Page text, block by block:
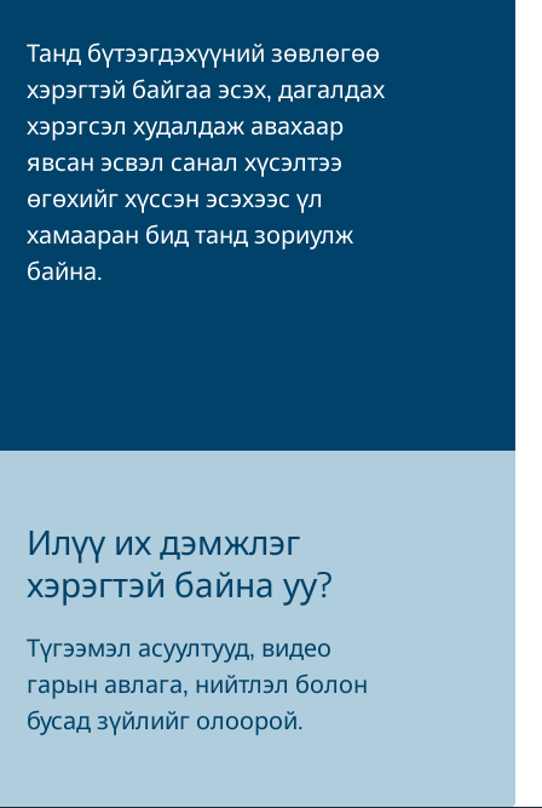
Танд бүтээгдэхүүний зөвлөгөө
хэрэгтэй байгаа эсэх, дагалдах
хэрэгсэл худалдаж авахаар
явсан эсвэл санал хүсэлтээ
өгөхийг хүссэн эсэхээс үл
хамааран бид танд зориулж
байна.
Илүү их дэмжлэг
хэрэгтэй байна уу?
Түгээмэл асуултууд, видео
гарын авлага, нийтлэл болон
бусад зүйлийг олоорой.